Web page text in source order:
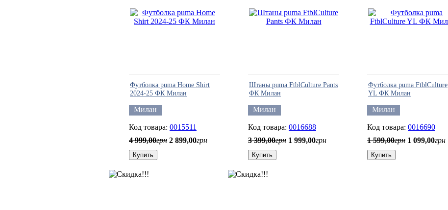
Футболка puma Home Shirt
2024-25 ФК Милан
Милан
0015511
4 999,00грн 2 899,00грн
Купить
Штаны puma FtblCulture Pants
ФК Милан
Милан
0016688
3 399,00грн 1 999,00грн
Купить
Футболка puma FtblCulture
YL ФК Милан
Милан
0016690
1 599,00грн 1 099,00грн
Купить